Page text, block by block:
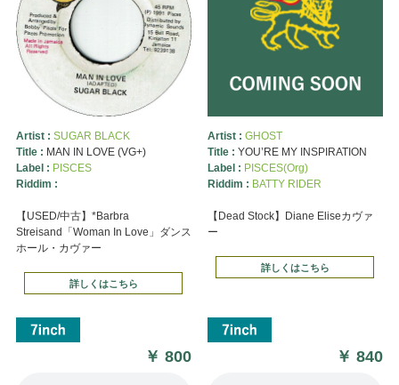
Artist : SUGAR BLACK
Title : MAN IN LOVE (VG+)
Label : PISCES
Riddim :
【USED/中古】*Barbra
Streisand「Woman In Love」ダンス
ホール・カヴァー
詳しくはこちら
￥800
Artist : GHOST
Title : YOU’RE MY INSPIRATION
Label : PISCES(Org)
Riddim : BATTY RIDER
【Dead Stock】Diane Eliseカヴァ
ー
詳しくはこちら
￥840